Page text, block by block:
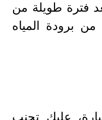
فترة طويلة من
من برودة المياه
عليك تجنب